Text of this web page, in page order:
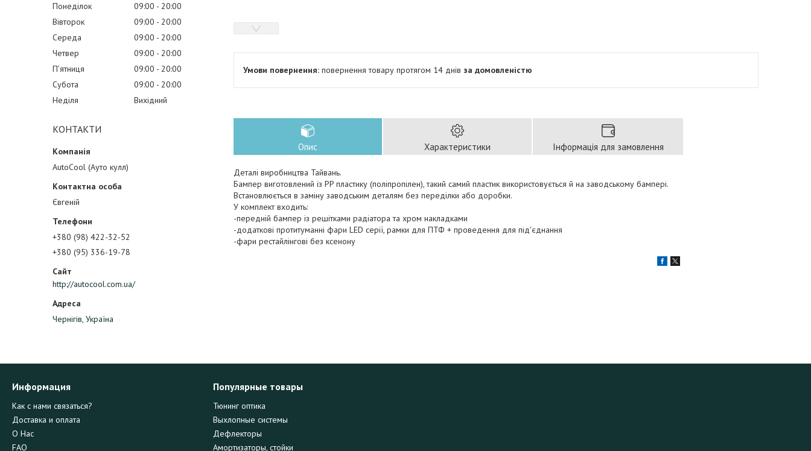
Понеділок 09:00
20:00
Вівторок
09:00
20:00
Середа
09:00
20:00
Четвер
09:00
20:00
Пʼятниця
09:00
20:00
Субота
09:00
20:00
Неділя
Вихідний
КОНТАКТИ
AutoCool (Ауто кулл)
Євгеній
+380 (98) 422-32-52
+380 (95) 336-19-78
http://autocool.com.ua/
Чернігів, Україна
повернення товару протягом 14 днів за домовленістю
Опис Характеристики Інформація для замовлення
Деталі виробництва Тайвань.
Бампер виготовлений із PP пластику (поліпропілен), такий самий пластик використовується й на заводському бампері.
Встановлюється в заміну заводським деталям без переділки або доробки.
У комплект входить:
-передній бампер із решітками радіатора та хром накладками
-додаткові протитуманні фари LED серії, рамки для ПТФ + проведення для під'єднання
-фари рестайлінгові без ксенону
Информация
Как с нами связаться?
Доставка и оплата
О Нас
FAQ
Популярные товары
Тюнинг оптика
Выхлопные системы
Дефлекторы
Амортизаторы, стойки